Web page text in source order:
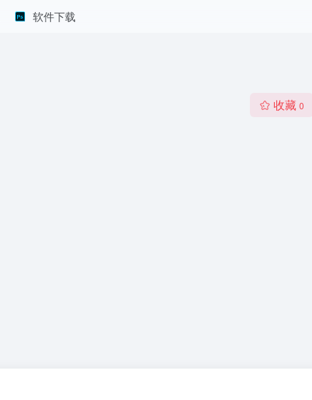
软件下载
收藏 0